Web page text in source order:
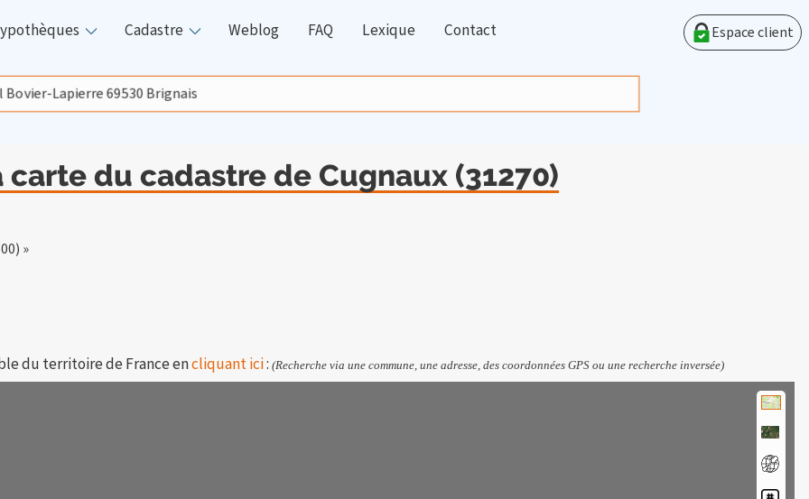
Cadastre Weblog FAQ Lexique Contact Espace client
du cadastre de Cugnaux (31270)
»
du territoire de France encliquant ici: (Recherche via une commune, une adresse, des coordonnées GPS ou une recherche inversée)